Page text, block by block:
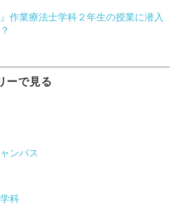
』作業療法士学科２年生の授業に潜入
ーで見る
ンパス
科